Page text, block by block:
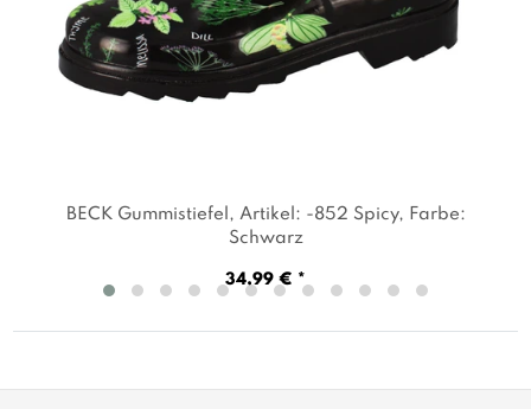
BECK Gummistiefel , Artikel: -852 Spicy, Farbe:
Schwarz
34,99 € *